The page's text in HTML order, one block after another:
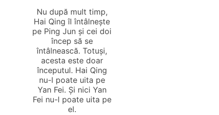
Nu după mult timp,
Hai Qing îl întâlnește
pe Ping Jun și cei doi
încep să se
întâlnească. Totuși,
acesta este doar
începutul. Hai Qing
nu-l poate uita pe
Yan Fei. Și nici Yan
Fei nu-l poate uita pe
el.